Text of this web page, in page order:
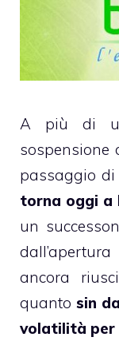
A più di
sospensione
passaggio di
torna oggi a
un
ancora
quantosin
volatilità per